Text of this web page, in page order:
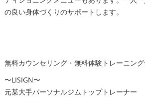
の良い身体づくりのサポートします。
無料カウンセリング・無料体験トレーニング
〜LISIGN〜
元某大手パーソナルジムトップトレーナー